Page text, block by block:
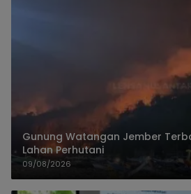
Gunung Watangan Jember
Lahan Perhutani
09/08/2026